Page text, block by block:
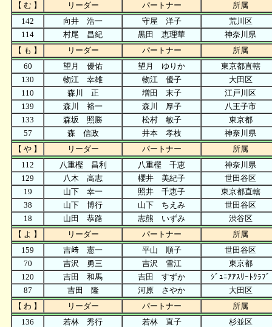
【 む 】
リーダー パートナー
所属
142
向井 浩一 守屋 洋子
荒川区
114
村尾 昌紀 黒田 恵理華
神奈川県
【 も 】
リーダー パートナー
所属
60
望月 優佑 望月 ゆりか
東京都直轄
130
物江 幸雄 物江 優子
大田区
110
森川 正 増田 末子
江戸川区
139
森川 裕一 森川 厚子
八王子市
133
森坂 照勝 松村 敏子
東京都
57
森 信政 井本 孝枝
神奈川県
【 や 】
リーダー パートナー
所属
112
八重樫 昌利 八重樫 千恵
神奈川県
129
八木 高志 櫻井 美紀子
世田谷区
19
山下 幸一 照井 千恵子
東京都直轄
38
山下 博行 山下 ちえみ
世田谷区
18
山田 恭路 志熊 いずみ
渋谷区
【 よ 】
リーダー パートナー
所属
159
吉﨑 憲一 平山 順子
世田谷区
70
吉沢 勇三 吉沢 雪江
東京都
120
吉田 和馬 吉田 すずか
ｼﾞｭﾆｱｱｽﾘｰﾄｸﾗﾌﾞ
87
吉田 隆 河原 さやか
大田区
【 わ 】
リーダー パートナー
所属
136
若林 秀行 若林 直子
杉並区